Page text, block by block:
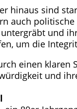
hinaus sind
auch
und
um die
einen klaren
und